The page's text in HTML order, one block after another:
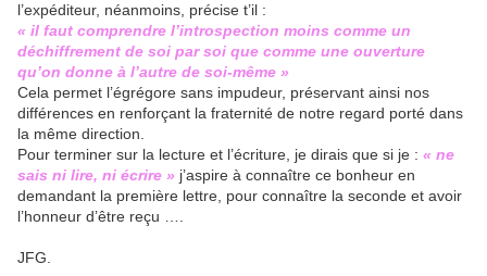
l’expéditeur, néanmoins, précise t’il :
« il faut comprendre l’introspection moins comme un
déchiffrement de soi par soi que comme une ouverture
qu’on donne à l’autre de soi-même »
Cela permet l’égrégore sans impudeur, préservant ainsi nos
différences en renforçant la fraternité de notre regard porté dans
la même direction.
Pour terminer sur la lecture et l’écriture, je dirais que si je : « ne
sais ni lire, ni écrire » j’aspire à connaître ce bonheur en
demandant la première lettre, pour connaître la seconde et avoir
l’honneur d’être reçu ….
JFG.